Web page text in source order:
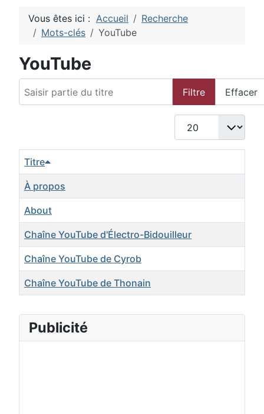
Vous êtes ici : Accueil
Recherche
Mots-clés
YouTube
YouTube
Filtre Effacer
Afficher #
Titre
À propos
About
Chaîne YouTube d'Électro-Bidouilleur
Chaîne YouTube de Cyrob
Chaîne YouTube de Thonain
Publicité